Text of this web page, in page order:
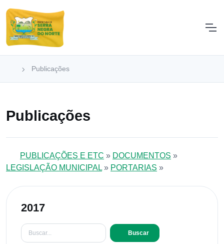
Publicações
Publicações
PUBLICAÇÕES E ETC » DOCUMENTOS »
LEGISLAÇÃO MUNICIPAL » PORTARIAS »
2017
Buscar